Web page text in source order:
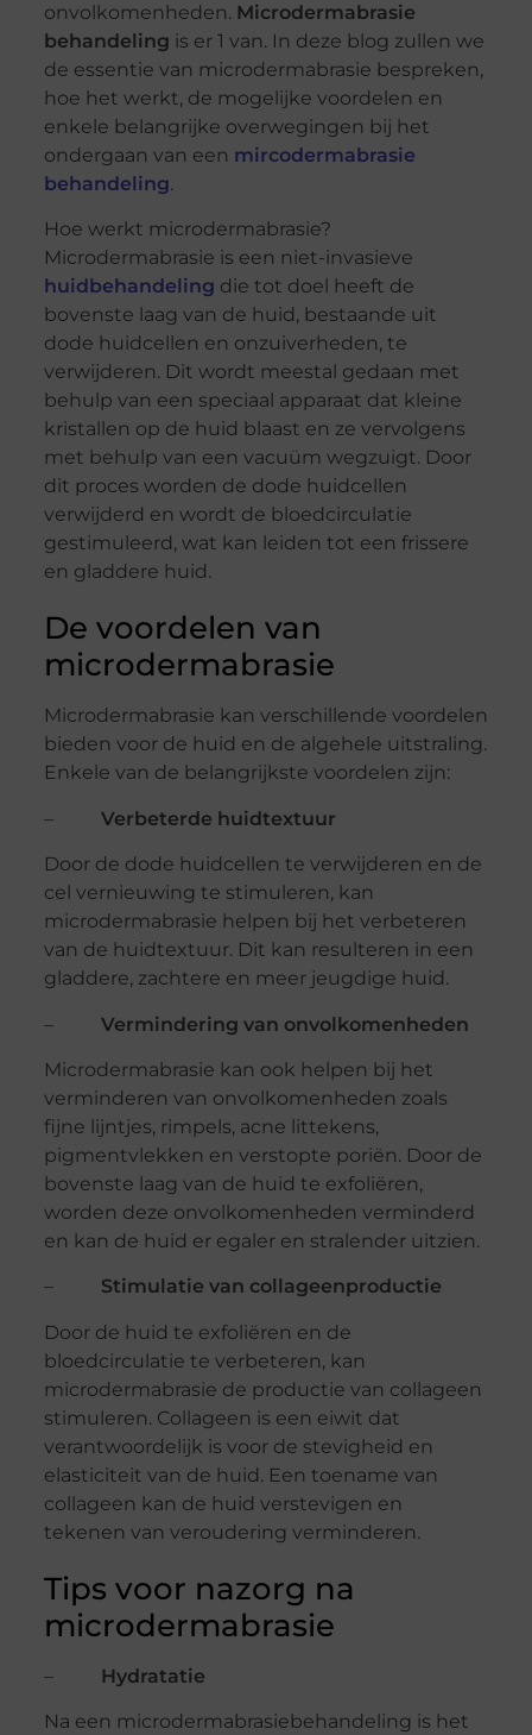
onvolkomenheden. Microdermabrasie
behandeling is er 1 van. In deze blog zullen we
de essentie van microdermabrasie bespreken,
hoe het werkt, de mogelijke voordelen en
enkele belangrijke overwegingen bij het
ondergaan van een mircodermabrasie
behandeling.
Hoe werkt microdermabrasie?
Microdermabrasie is een niet-invasieve
huidbehandeling die tot doel heeft de
bovenste laag van de huid, bestaande uit
dode huidcellen en onzuiverheden, te
verwijderen. Dit wordt meestal gedaan met
behulp van een speciaal apparaat dat kleine
kristallen op de huid blaast en ze vervolgens
met behulp van een vacuüm wegzuigt. Door
dit proces worden de dode huidcellen
verwijderd en wordt de bloedcirculatie
gestimuleerd, wat kan leiden tot een frissere
en gladdere huid.
De voordelen van
microdermabrasie
Microdermabrasie kan verschillende voordelen
bieden voor de huid en de algehele uitstraling.
Enkele van de belangrijkste voordelen zijn:
– Verbeterde huidtextuur
Door de dode huidcellen te verwijderen en de
cel vernieuwing te stimuleren, kan
microdermabrasie helpen bij het verbeteren
van de huidtextuur. Dit kan resulteren in een
gladdere, zachtere en meer jeugdige huid.
– Vermindering van onvolkomenheden
Microdermabrasie kan ook helpen bij het
verminderen van onvolkomenheden zoals
fijne lijntjes, rimpels, acne littekens,
pigmentvlekken en verstopte poriën. Door de
bovenste laag van de huid te exfoliëren,
worden deze onvolkomenheden verminderd
en kan de huid er egaler en stralender uitzien.
– Stimulatie van collageenproductie
Door de huid te exfoliëren en de
bloedcirculatie te verbeteren, kan
microdermabrasie de productie van collageen
stimuleren. Collageen is een eiwit dat
verantwoordelijk is voor de stevigheid en
elasticiteit van de huid. Een toename van
collageen kan de huid verstevigen en
tekenen van veroudering verminderen.
Tips voor nazorg na
microdermabrasie
– Hydratatie
Na een microdermabrasiebehandeling is het